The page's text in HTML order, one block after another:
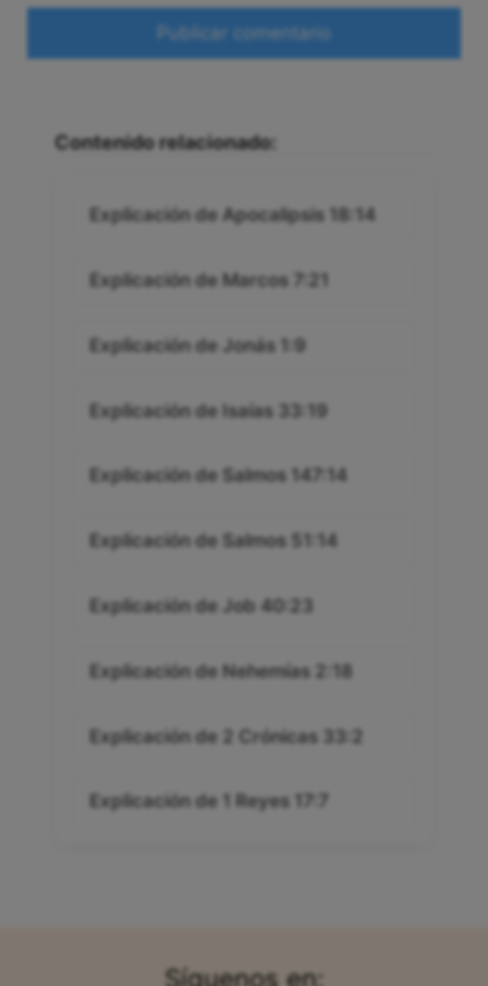
Contenido relacionado:
Explicación de Apocalipsis 18:14
Explicación de Marcos 7:21
Explicación de Jonás 1:9
Explicación de Isaías 33:19
Explicación de Salmos 147:14
Explicación de Salmos 51:14
Explicación de Job 40:23
Explicación de Nehemías 2:18
Explicación de 2 Crónicas 33:2
Explicación de 1 Reyes 17:7
Síguenos en: